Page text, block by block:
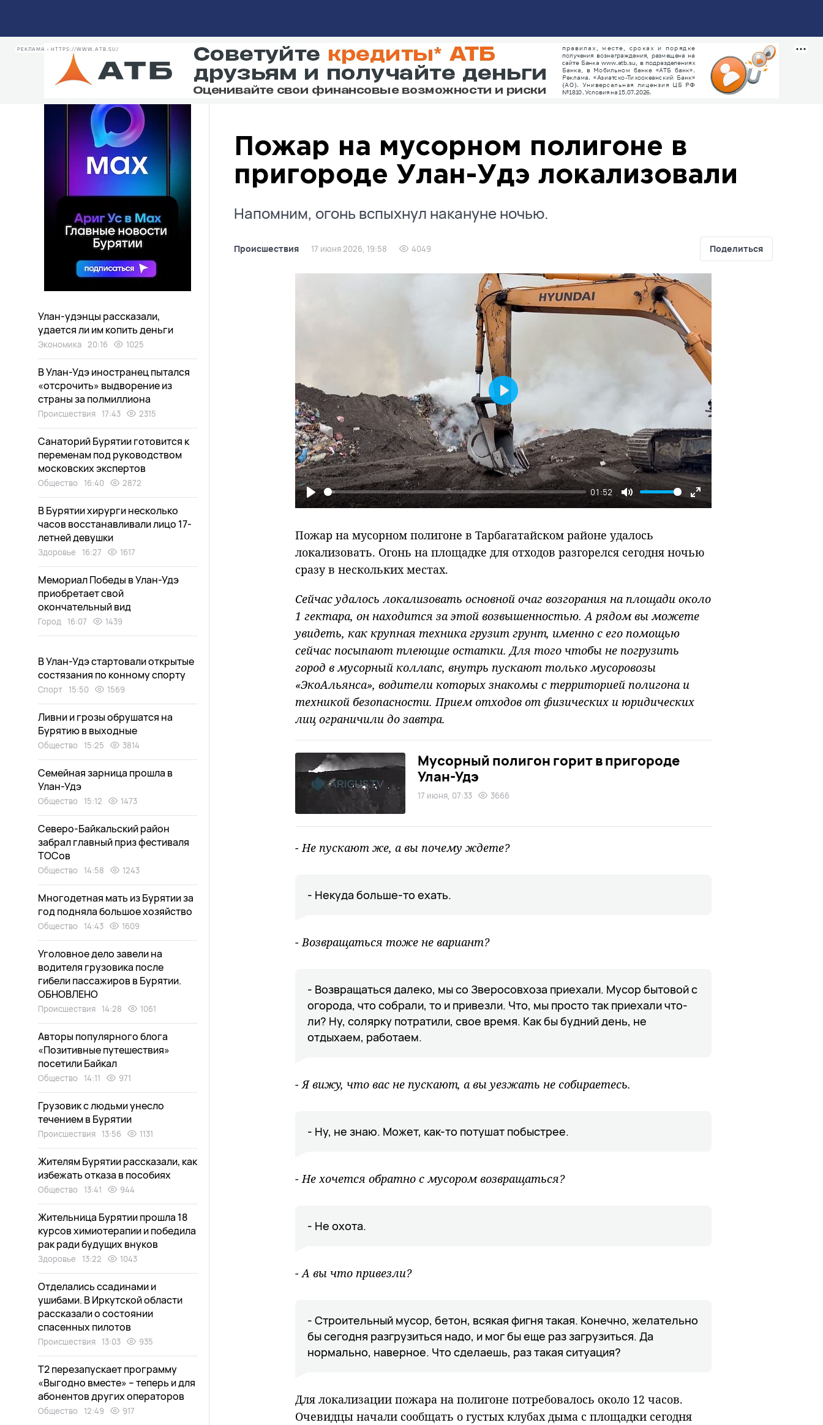
РЕКЛАМА • HTTPS://WWW.ATB.SU/
Пожар на мусорном полигоне в
пригороде Улан-Удэ локализовали
Напомним, огонь вспыхнул накануне ночью.
Происшествия 17 июня 2026, 19:58 4049 Поделиться
Play
01:52
Mute
Enter
Play
Пожар на мусорном полигоне в Тарбагатайском районе удалось
локализовать. Огонь на площадке для отходов разгорелся сегодня ночью
сразу в нескольких местах.
Сейчас удалось локализовать основной очаг возгорания на площади около
1 гектара, он находится за этой возвышенностью. А рядом вы можете
увидеть, как крупная техника грузит грунт, именно с его помощью
сейчас посыпают тлеющие остатки. Для того чтобы не погрузить
город в мусорный коллапс, внутрь пускают только мусоровозы
«ЭкоАльянса», водители которых знакомы с территорией полигона и
техникой безопасности. Прием отходов от физических и юридических
лиц ограничили до завтра.
Мусорный полигон горит в пригороде
Улан-Удэ
17 июня, 07:33 3666
- Не пускают же, а вы почему ждете?
- Некуда больше-то ехать.
- Возвращаться тоже не вариант?
- Возвращаться далеко, мы со Зверосовхоза приехали. Мусор бытовой с
огорода, что собрали, то и привезли. Что, мы просто так приехали что-
ли? Ну, солярку потратили, свое время. Как бы будний день, не
отдыхаем, работаем.
- Я вижу, что вас не пускают, а вы уезжать не собираетесь.
- Ну, не знаю. Может, как-то потушат побыстрее.
- Не хочется обратно с мусором возвращаться?
- Не охота.
- А вы что привезли?
- Строительный мусор, бетон, всякая фигня такая. Конечно, желательно
бы сегодня разгрузиться надо, и мог бы еще раз загрузиться. Да
нормально, наверное. Что сделаешь, раз такая ситуация?
Для локализации пожара на полигоне потребовалось около 12 часов.
Очевидцы начали сообщать о густых клубах дыма с площадки сегодня
РЕКЛАМА • HTTPS://MAX.RU/ARIGUS
Улан-удэнцы рассказали,
удается ли им копить деньги
Экономика 20:16 1025
В Улан-Удэ иностранец пытался
«отсрочить» выдворение из
страны за полмиллиона
Происшествия 17:43 2315
Санаторий Бурятии готовится к
переменам под руководством
московских экспертов
Общество 16:40 2872
В Бурятии хирурги несколько
часов восстанавливали лицо 17-
летней девушки
Здоровье 16:27 1617
Мемориал Победы в Улан-Удэ
приобретает свой
окончательный вид
Город 16:07 1439
В Улан-Удэ стартовали открытые
состязания по конному спорту
Спорт 15:50 1569
Ливни и грозы обрушатся на
Бурятию в выходные
Общество 15:25 3814
Семейная зарница прошла в
Улан-Удэ
Общество 15:12 1473
Северо-Байкальский район
забрал главный приз фестиваля
ТОСов
Общество 14:58 1243
Многодетная мать из Бурятии за
год подняла большое хозяйство
Общество 14:43 1609
Уголовное дело завели на
водителя грузовика после
гибели пассажиров в Бурятии.
ОБНОВЛЕНО
Происшествия 14:28 1061
Авторы популярного блога
«Позитивные путешествия»
посетили Байкал
Общество 14:11 971
Грузовик с людьми унесло
течением в Бурятии
Происшествия 13:56 1131
Жителям Бурятии рассказали, как
избежать отказа в пособиях
Общество 13:41 944
Жительница Бурятии прошла 18
курсов химиотерапии и победила
рак ради будущих внуков
Здоровье 13:22 1043
Отделались ссадинами и
ушибами. В Иркутской области
рассказали о состоянии
спасенных пилотов
Происшествия 13:03 935
Т2 перезапускает программу
«Выгодно вместе» – теперь и для
абонентов других операторов
Общество 12:49 917